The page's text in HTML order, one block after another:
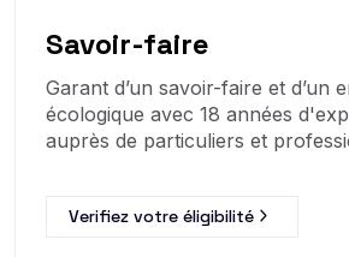
Savoir-faire
Garant d’un savoir-faire et d’un
écologique avec 18 années
auprès de particuliers et
Verifiez votre éligibilité